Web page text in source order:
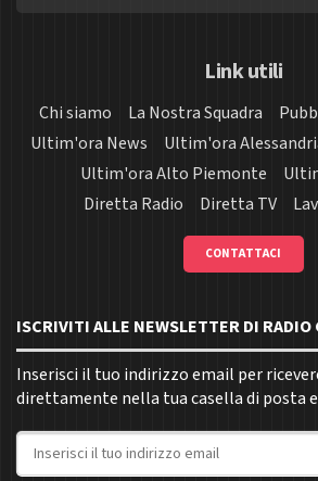
Link utili
Chi siamo La Nostra Squadra
Ultim'ora News
Ultim'ora
Ultim'ora Alto Piemonte
Diretta Radio
Diretta TV
CONTATTACI
ISCRIVITI ALLE NEWSLETTER DI RADIO
Inserisci il tuo indirizzo email per
direttamente nella tua casella di posta
Indirizzo email